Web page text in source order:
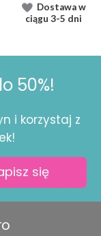
Dostawaw
ciągu 3-5 dni
50%!
i korzystaj z
się